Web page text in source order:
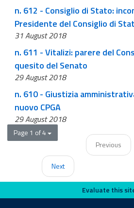
n. 612 - Consiglio di Stato:
Presidente del Consiglio di
31 August 2018
n. 611 - Vitalizi: parere del
quesito del Senato
29 August 2018
n. 610 - Giustizia
nuovo CPGA
29 August 2018
Page 1 of 4
Previous
Next
Evaluate this site
Evaluate this